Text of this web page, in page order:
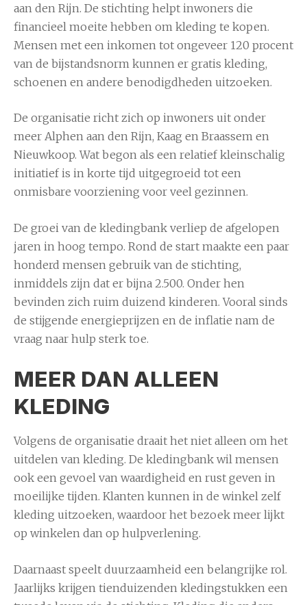
aan den Rijn. De stichting helpt inwoners die
financieel moeite hebben om kleding te kopen.
Mensen met een inkomen tot ongeveer 120 procent
van de bijstandsnorm kunnen er gratis kleding,
schoenen en andere benodigdheden uitzoeken.
De organisatie richt zich op inwoners uit onder
meer Alphen aan den Rijn, Kaag en Braassem en
Nieuwkoop. Wat begon als een relatief kleinschalig
initiatief is in korte tijd uitgegroeid tot een
onmisbare voorziening voor veel gezinnen.
De groei van de kledingbank verliep de afgelopen
jaren in hoog tempo. Rond de start maakte een paar
honderd mensen gebruik van de stichting,
inmiddels zijn dat er bijna 2.500. Onder hen
bevinden zich ruim duizend kinderen. Vooral sinds
de stijgende energieprijzen en de inflatie nam de
vraag naar hulp sterk toe.
MEER DAN ALLEEN
KLEDING
Volgens de organisatie draait het niet alleen om het
uitdelen van kleding. De kledingbank wil mensen
ook een gevoel van waardigheid en rust geven in
moeilijke tijden. Klanten kunnen in de winkel zelf
kleding uitzoeken, waardoor het bezoek meer lijkt
op winkelen dan op hulpverlening.
Daarnaast speelt duurzaamheid een belangrijke rol.
Jaarlijks krijgen tienduizenden kledingstukken een